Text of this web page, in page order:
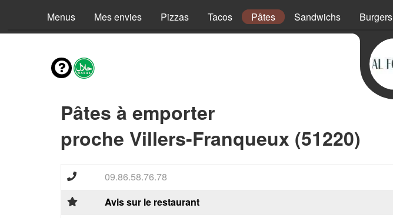
Menus Mes envies Pizzas Tacos Pâtes Sandwichs Burgers
Pâtes à emporter
proche Villers-Franqueux (51220)
09.86.58.76.78
Avis sur le restaurant